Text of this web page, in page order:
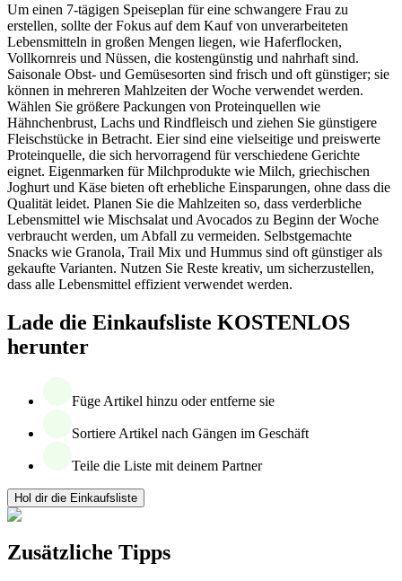
Um einen 7-tägigen Speiseplan für eine schwangere Frau zu
erstellen, sollte der Fokus auf dem Kauf von unverarbeiteten
Lebensmitteln in großen Mengen liegen, wie Haferflocken,
Vollkornreis und Nüssen, die kostengünstig und nahrhaft sind.
Saisonale Obst- und Gemüsesorten sind frisch und oft günstiger; sie
können in mehreren Mahlzeiten der Woche verwendet werden.
Wählen Sie größere Packungen von Proteinquellen wie
Hähnchenbrust, Lachs und Rindfleisch und ziehen Sie günstigere
Fleischstücke in Betracht. Eier sind eine vielseitige und preiswerte
Proteinquelle, die sich hervorragend für verschiedene Gerichte
eignet. Eigenmarken für Milchprodukte wie Milch, griechischen
Joghurt und Käse bieten oft erhebliche Einsparungen, ohne dass die
Qualität leidet. Planen Sie die Mahlzeiten so, dass verderbliche
Lebensmittel wie Mischsalat und Avocados zu Beginn der Woche
verbraucht werden, um Abfall zu vermeiden. Selbstgemachte
Snacks wie Granola, Trail Mix und Hummus sind oft günstiger als
gekaufte Varianten. Nutzen Sie Reste kreativ, um sicherzustellen,
dass alle Lebensmittel effizient verwendet werden.
Lade die Einkaufsliste KOSTENLOS
herunter
Füge Artikel hinzu oder entferne sie
Sortiere Artikel nach Gängen im Geschäft
Teile die Liste mit deinem Partner
Hol dir die Einkaufsliste
Zusätzliche Tipps